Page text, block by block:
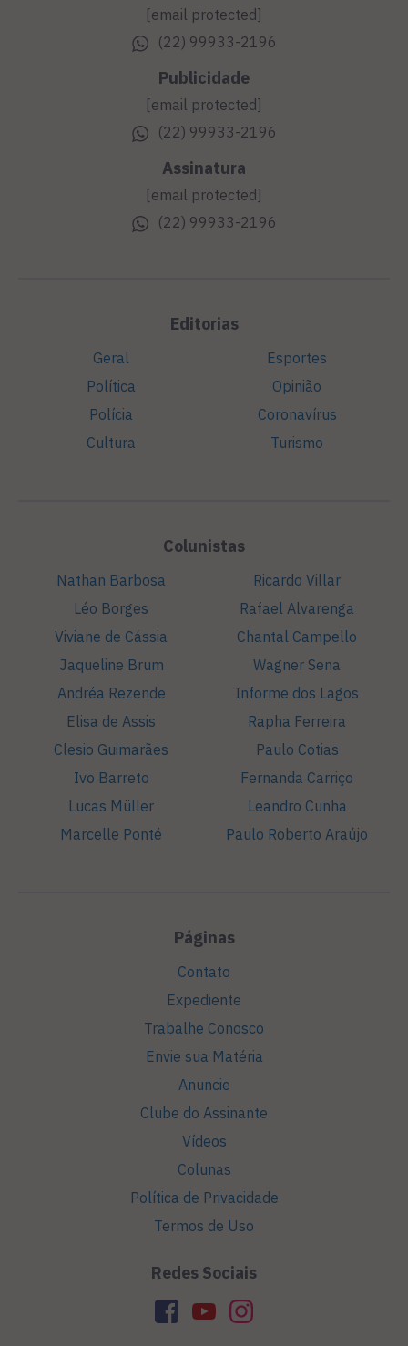
[email protected]
(22) 99933-2196
Publicidade
[email protected]
(22) 99933-2196
Assinatura
[email protected]
(22) 99933-2196
Editorias
Geral
Política
Polícia
Cultura
Esportes
Opinião
Coronavírus
Turismo
Colunistas
Nathan Barbosa
Léo Borges
Viviane de Cássia
Jaqueline Brum
Andréa Rezende
Elisa de Assis
Clesio Guimarães
Ivo Barreto
Lucas Müller
Marcelle Ponté
Ricardo Villar
Rafael Alvarenga
Chantal Campello
Wagner Sena
Informe dos Lagos
Rapha Ferreira
Paulo Cotias
Fernanda Carriço
Leandro Cunha
Paulo Roberto Araújo
Páginas
Contato
Expediente
Trabalhe Conosco
Envie sua Matéria
Anuncie
Clube do Assinante
Vídeos
Colunas
Política de Privacidade
Termos de Uso
Redes Sociais